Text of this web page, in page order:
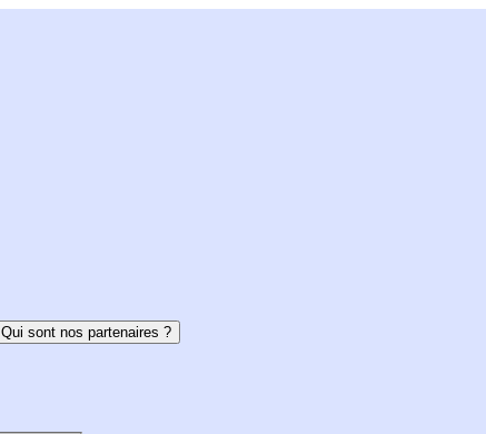
Qui sont nos partenaires ?